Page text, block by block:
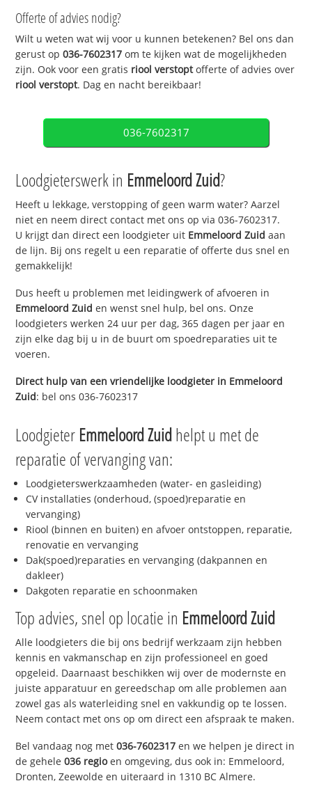
Offerte of advies nodig?
Wilt u weten wat wij voor u kunnen betekenen? Bel ons dan
gerust op036-7602317 om te kijken wat de mogelijkheden
zijn. Ook voor een gratis riool verstoptofferte of advies over
riool verstopt. Dag en nacht bereikbaar!
036-7602317
Loodgieterswerk in Emmeloord Zuid?
Heeft u lekkage, verstopping of geen warm water? Aarzel
niet en neem direct contact met ons op via 036-7602317.
U krijgt dan direct een loodgieter uit Emmeloord Zuid aan
de lijn. Bij ons regelt u een reparatie of offerte dus snel en
gemakkelijk!
Dus heeft u problemen met leidingwerk of afvoeren in
Emmeloord Zuid en wenst snel hulp, bel ons. Onze
loodgieters werken 24 uur per dag, 365 dagen per jaar en
zijn elke dag bij u in de buurt om spoedreparaties uit te
voeren.
Direct hulp van een vriendelijke loodgieter in Emmeloord
Zuid: bel ons 036-7602317
Loodgieter Emmeloord Zuidhelpt u met de
reparatie of vervanging van:
Loodgieterswerkzaamheden (water- en gasleiding)
CV installaties (onderhoud, (spoed)reparatie en
vervanging)
Riool (binnen en buiten) en afvoer ontstoppen, reparatie,
renovatie en vervanging
Dak(spoed)reparaties en vervanging (dakpannen en
dakleer)
Dakgoten reparatie en schoonmaken
Top advies, snel op locatie in Emmeloord Zuid
Alle loodgieters die bij ons bedrijf werkzaam zijn hebben
kennis en vakmanschap en zijn professioneel en goed
opgeleid. Daarnaast beschikken wij over de modernste en
juiste apparatuur en gereedschap om alle problemen aan
zowel gas als waterleiding snel en vakkundig op te lossen.
Neem contact met ons op om direct een afspraak te maken.
Bel vandaag nog met036-7602317 en we helpen je direct in
de gehele036 regioen omgeving, dus ook in: Emmeloord,
Dronten, Zeewolde en uiteraard in 1310 BC Almere.